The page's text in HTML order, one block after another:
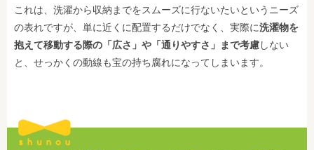
これは、洗濯から収納までをスムーズに行ないたいというニーズ
の表れですが、単に近くに配置するだけでなく、実際に洗濯物を
抱えて移動する際の「広さ」や「通りやすさ」まで考慮しない
と、せっかくの動線も宝の持ち腐れになってしまいます。